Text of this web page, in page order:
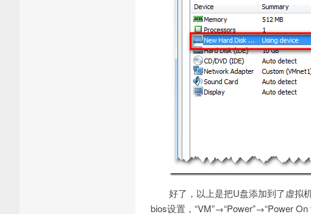
好了，以上是把U盘添加到了虚拟
bios设置，“VM”→“Power”→“Power On